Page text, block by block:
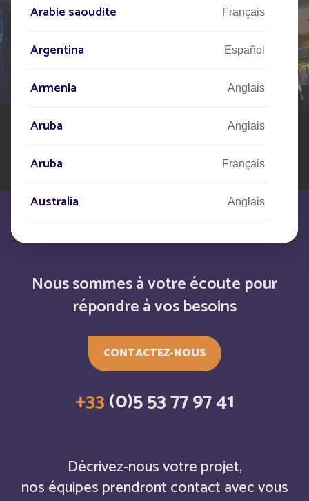
PARLEZ-NOUS
DE VOTRE PROJET
Notre réseau d'experts est à votre disposition partout
dans le monde pour vous accompagner dans votre
projet d'éclairage public solaire.
Nous sommes à votre écoute pour
répondre à vos besoins
CONTACTEZ-NOUS
+33(0)5 53 77 97 41
Décrivez-nous votre projet,
nos équipes prendront contact avec vous
Arabie saoudite Français
Argentina Español
Armenia Anglais
Aruba Anglais
Aruba Français
Australia Anglais
Austria
Autriche Deutsch
Azerbaijan Anglais
Bahreïn Français